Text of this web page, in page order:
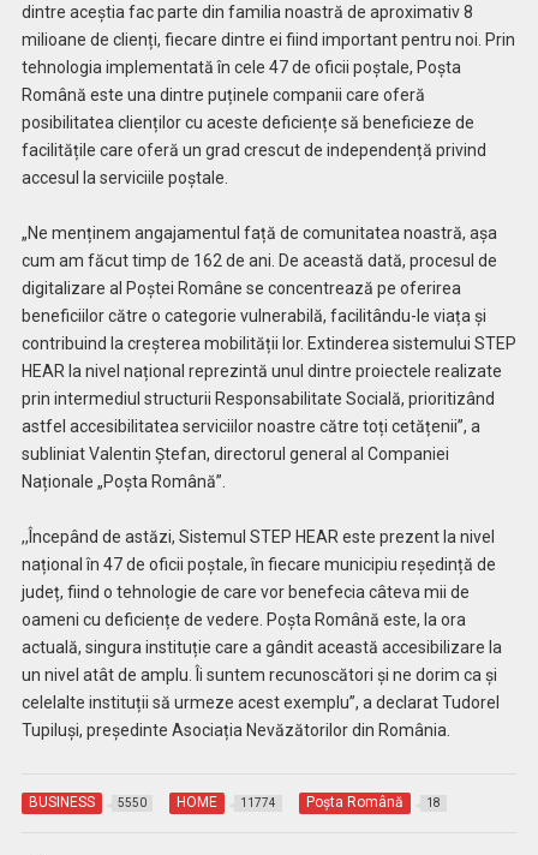
dintre aceștia fac parte din familia noastră de aproximativ 8
milioane de clienți, fiecare dintre ei fiind important pentru noi. Prin
tehnologia implementată în cele 47 de oficii poștale, Poșta
Română este una dintre puținele companii care oferă
posibilitatea clienților cu aceste deficiențe să beneficieze de
facilitățile care oferă un grad crescut de independență privind
accesul la serviciile poștale.
„Ne menținem angajamentul față de comunitatea noastră, așa
cum am făcut timp de 162 de ani. De această dată, procesul de
digitalizare al Poștei Române se concentrează pe oferirea
beneficiilor către o categorie vulnerabilă, facilitându-le viața și
contribuind la creșterea mobilității lor. Extinderea sistemului STEP
HEAR la nivel național reprezintă unul dintre proiectele realizate
prin intermediul structurii Responsabilitate Socială, prioritizând
astfel accesibilitatea serviciilor noastre către toți cetățenii”, a
subliniat Valentin Ștefan, directorul general al Companiei
Naționale „Poșta Română”.
,,Începând de astăzi, Sistemul STEP HEAR este prezent la nivel
național în 47 de oficii poștale, în fiecare municipiu reședință de
județ, fiind o tehnologie de care vor benefecia câteva mii de
oameni cu deficiențe de vedere. Poșta Română este, la ora
actuală, singura instituție care a gândit această accesibilizare la
un nivel atât de amplu. Îi suntem recunoscători și ne dorim ca și
celelalte instituții să urmeze acest exemplu”, a declarat Tudorel
Tupiluşi, președinte Asociația Nevăzătorilor din România.
BUSINESS 5550 HOME 11774 Poşta Română 18